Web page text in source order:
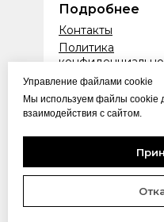
Подробнее
Публичная оферта
Политика
Контакты
Связаться
Если у вас
с подключением,
Управление файлами cookie
Мы используем файлы cookie
взаимодействия с сайтом.